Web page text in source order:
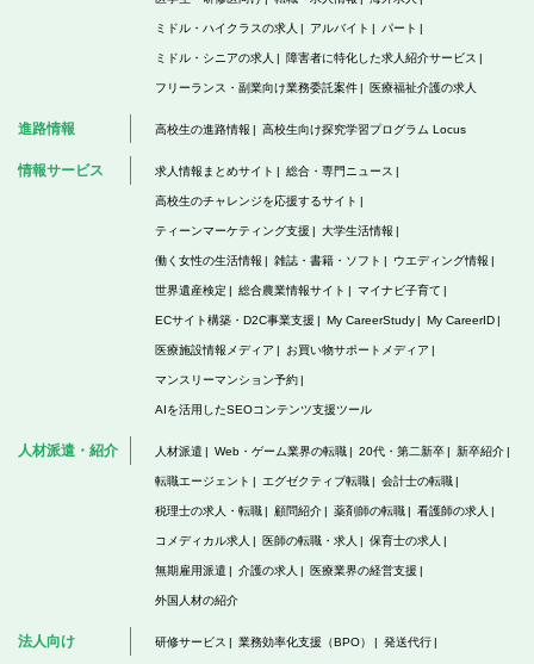
ミドル・ハイクラスの求人 アルバイト パート
ミドル・シニアの求人 障害者に特化した求人紹介サービス
フリーランス・副業向け業務委託案件 医療福祉介護の求人
進路情報 高校生の進路情報 高校生向け探究学習プログラム Locus
情報サービス 求人情報まとめサイト 総合・専門ニュース
高校生のチャレンジを応援するサイト
ティーンマーケティング支援 大学生活情報
働く女性の生活情報 雑誌・書籍・ソフト ウエディング情報
世界遺産検定 総合農業情報サイト マイナビ子育て
ECサイト構築・D2C事業支援 My CareerStudy My CareerID
医療施設情報メディア お買い物サポートメディア
マンスリーマンション予約
AIを活用したSEOコンテンツ支援ツール
人材派遣・紹介 人材派遣 Web・ゲーム業界の転職 20代・第二新卒 新卒紹介
転職エージェント エグゼクティブ転職 会計士の転職
税理士の求人・転職 顧問紹介 薬剤師の転職 看護師の求人
コメディカル求人 医師の転職・求人 保育士の求人
無期雇用派遣 介護の求人 医療業界の経営支援
外国人材の紹介
法人向け 研修サービス 業務効率化支援（BPO） 発送代行